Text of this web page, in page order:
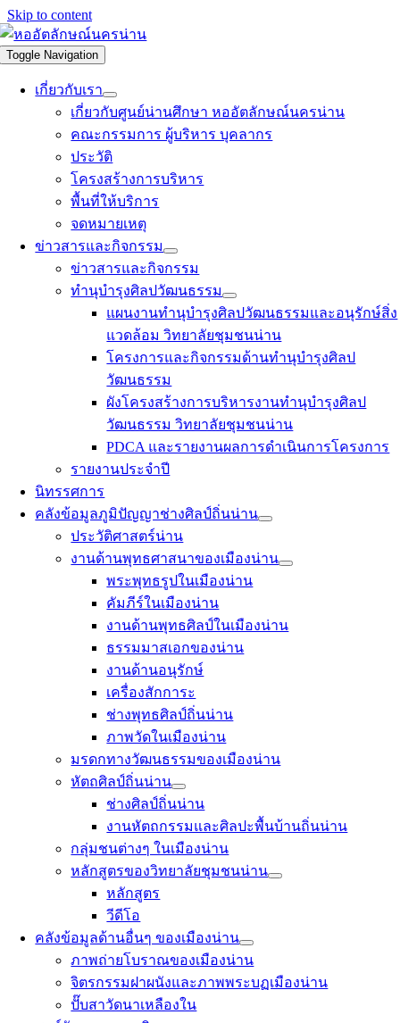
Skip to content
Toggle Navigation
เกี่ยวกับเรา
เกี่ยวกับศูนย์น่านศึกษา หออัตลักษณ์นครน่าน
คณะกรรมการ ผู้บริหาร บุคลากร
ประวัติ
โครงสร้างการบริหาร
พื้นที่ให้บริการ
จดหมายเหตุ
ข่าวสารและกิจกรรม
ข่าวสารและกิจกรรม
ทำนุบำรุงศิลปวัฒนธรรม
แผนงานทำนุบำรุงศิลปวัฒนธรรมและอนุรักษ์สิ่ง
แวดล้อม วิทยาลัยชุมชนน่าน
โครงการและกิจกรรมด้านทำนุบำรุงศิลป
วัฒนธรรม
ผังโครงสร้างการบริหารงานทำนุบำรุงศิลป
วัฒนธรรม วิทยาลัยชุมชนน่าน
PDCA และรายงานผลการดำเนินการโครงการ
รายงานประจำปี
นิทรรศการ
คลังข้อมูลภูมิปัญญาช่างศิลป์ถิ่นน่าน
ประวัติศาสตร์น่าน
งานด้านพุทธศาสนาของเมืองน่าน
พระพุทธรูปในเมืองน่าน
คัมภีร์ในเมืองน่าน
งานด้านพุทธศิลป์ในเมืองน่าน
ธรรมมาสเอกของน่าน
งานด้านอนุรักษ์
เครื่องสักการะ
ช่างพุทธศิลป์ถิ่นน่าน
ภาพวัดในเมืองน่าน
มรดกทางวัฒนธรรมของเมืองน่าน
หัตถศิลป์ถิ่นน่าน
ช่างศิลป์ถิ่นน่าน
งานหัตถกรรมและศิลปะพื้นบ้านถิ่นน่าน
กลุ่มชนต่างๆ ในเมืองน่าน
หลักสูตรของวิทยาลัยชุมชนน่าน
หลักสูตร
วีดีโอ
คลังข้อมูลด้านอื่นๆ ของเมืองน่าน
ภาพถ่ายโบราณของเมืองน่าน
จิตรกรรมฝาผนังและภาพพระบฏเมืองน่าน
ปั๊บสาวัดนาเหลืองใน